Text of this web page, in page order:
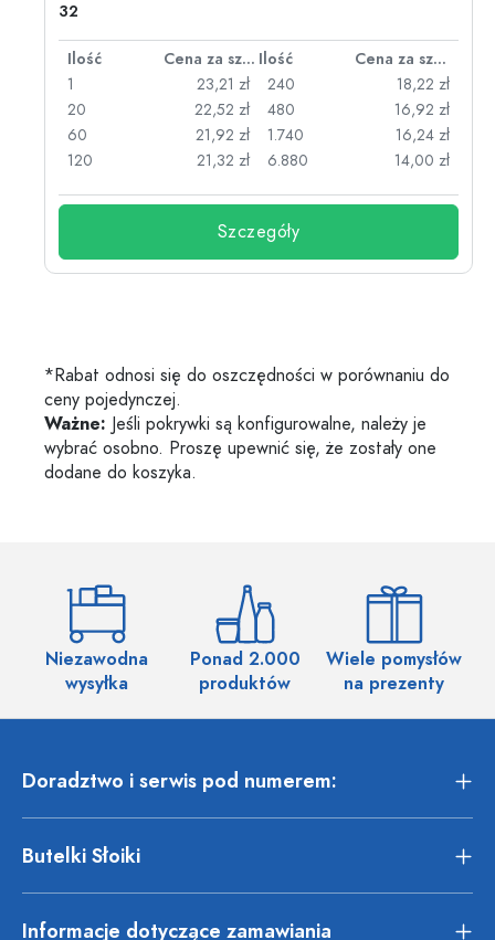
32
Ilość Cena za sztukę Ilość
Cena za sztukę
1
23,21 zł
20
22,52 zł
60
21,92 zł
120
21,32 zł
240
18,22 zł
480
16,92 zł
1.740
16,24 zł
6.880
14,00 zł
Szczegóły
*Rabat odnosi się do oszczędności w porównaniu do
ceny pojedynczej.
Ważne: Jeśli pokrywki są konfigurowalne, należy je
wybrać osobno. Proszę upewnić się, że zostały one
dodane do koszyka.
Niezawodna
wysyłka
Ponad 2.000
produktów
Wiele pomysłów
na prezenty
Doradztwo i serwis pod numerem:
Butelki Słoiki
Informacje dotyczące zamawiania